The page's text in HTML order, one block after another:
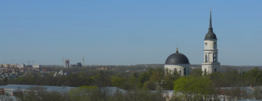
Образование
Общество
Погода